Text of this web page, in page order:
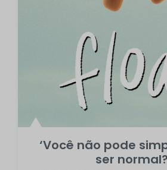
‘Você não pode
ser